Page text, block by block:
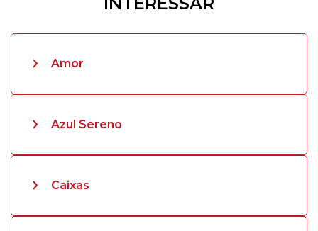
Amor
Azul Sereno
Caixas